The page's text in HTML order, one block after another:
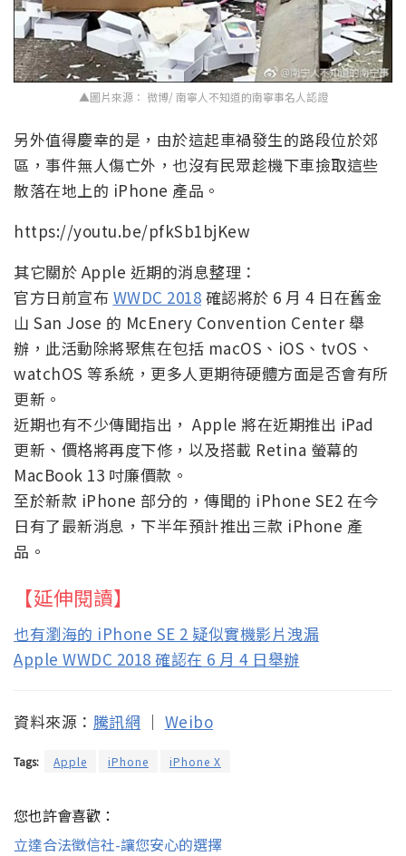
▲圖片來源： 微博/ 南寧人不知道的南寧事名人認證
另外值得慶幸的是，由於這起車禍發生的路段位於郊
區，事件無人傷亡外，也沒有民眾趁機下車撿取這些
散落在地上的 iPhone 產品。
https://youtu.be/pfkSb1bjKew
其它關於 Apple 近期的消息整理：
官方日前宣布 WWDC 2018 確認將於 6 月 4 日在舊金
山 San Jose 的 McEnery Convention Center 舉
辦，此活動除將聚焦在包括 macOS、iOS、tvOS、
watchOS 等系統，更多人更期待硬體方面是否會有所
更新。
近期也有不少傳聞指出， Apple 將在近期推出 iPad
更新、價格將再度下修，以及搭載 Retina 螢幕的
MacBook 13 吋廉價款。
至於新款 iPhone 部分的，傳聞的 iPhone SE2 在今
日有了最新消息，下半年預計推出三款 iPhone 產
品。
【延伸閱讀】
也有瀏海的 iPhone SE 2 疑似實機影片洩漏
Apple WWDC 2018 確認在 6 月 4 日舉辦
資料來源： 騰訊網 ｜ Weibo
Tags: Apple iPhone iPhone X
您也許會喜歡：
立達合法徵信社-讓您安心的選擇